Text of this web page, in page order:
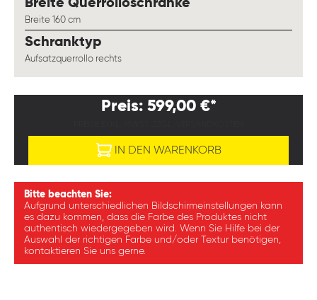
Breite Querrolloschränke
Breite 160 cm
Schranktypauswählen
Aufsatzquerrollo rechts
Preis: 599,00 €*
IN DEN WARENKORB
Bitte beachten Sie:
Aufgrund unterschiedlichen Bildschirmeinstellungen kann
es dazu kommen, dass die Farbe des Produktes nicht
authentisch wiedergegeben wird. Wenn Sie Hilfe bei der
Auswahl der richtigen Farbe und/oder Textur benötigen,
kontaktieren Sie uns gerne.